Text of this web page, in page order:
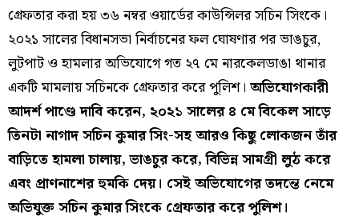
গ্রেফতার করা হয় ৩৬ নম্বর ওয়ার্ডের কাউন্সিলর সচিন সিংকে।
২০২১ সালের বিধানসভা নির্বাচনের ফল ঘোষণার পর ভাঙচুর,
লুটপাট ও হামলার অভিযোগে গত ২৭ মে নারকেলডাঙা থানার
একটি মামলায় সচিনকে গ্রেফতার করে পুলিশ।অভিযোগকারী
আদর্শ পাণ্ডে দাবি করেন, ২০২১ সালের ৪ মে বিকেল সাড়ে
তিনটা নাগাদ সচিন কুমার সিং-সহ আরও কিছু লোকজন তাঁর
বাড়িতে হামলা চালায়, ভাঙচুর করে, বিভিন্ন সামগ্রী লুঠ করে
এবং প্রাণনাশের হুমকি দেয়। সেই অভিযোগের তদন্তে নেমে
অভিযুক্ত সচিন কুমার সিংকে গ্রেফতার করে পুলিশ।